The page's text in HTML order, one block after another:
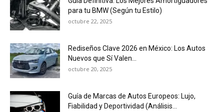
para tu BMW (Según tu Estilo)
octubre 22, 2025
Rediseños Clave 2026 en México: Los Autos
Nuevos que Sí Valen...
octubre 20, 2025
Guía de Marcas de Autos Europeos: Lujo,
Fiabilidad y Deportividad (Análisis...